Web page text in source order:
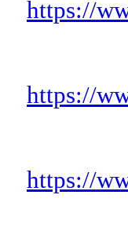
https://
https://
https://